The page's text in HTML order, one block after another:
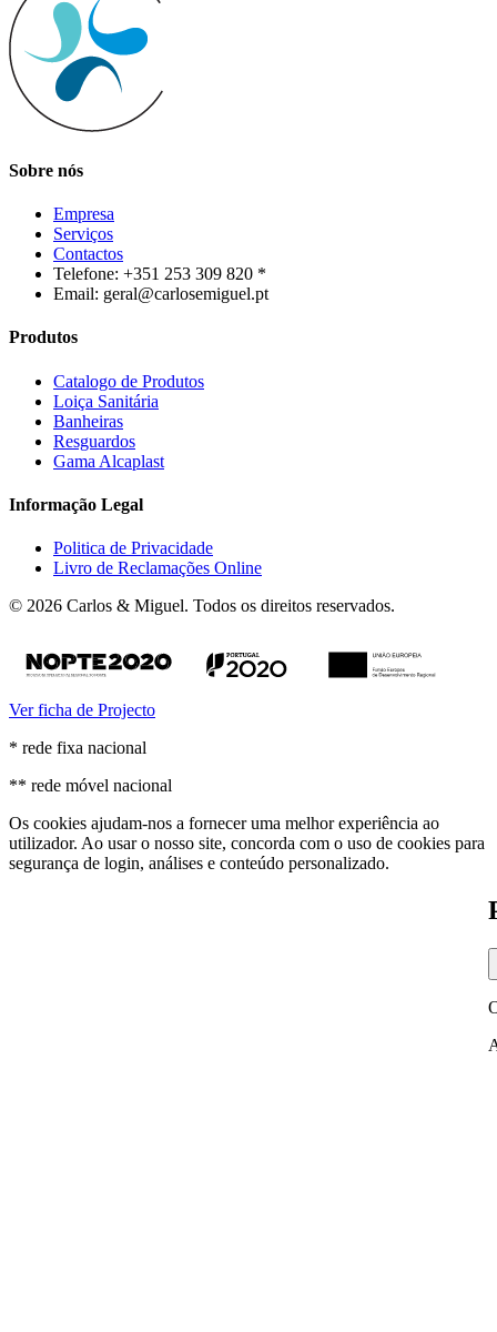
Sobre nós
Empresa
Serviços
Contactos
Telefone: +351 253 309 820 *
Email: geral@carlosemiguel.pt
Produtos
Catalogo de Produtos
Loiça Sanitária
Banheiras
Resguardos
Gama Alcaplast
Informação Legal
Politica de Privacidade
Livro de Reclamações Online
© 2026 Carlos & Miguel. Todos os direitos reservados.
Ver ficha de Projecto
* rede fixa nacional
** rede móvel nacional
Os cookies ajudam-nos a fornecer uma melhor experiência ao
utilizador. Ao usar o nosso site, concorda com o uso de cookies para
segurança de login, análises e conteúdo personalizado.